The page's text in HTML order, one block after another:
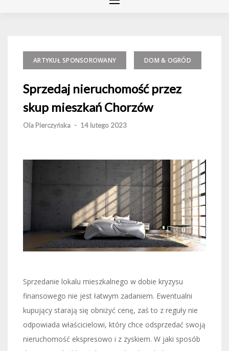
ARTYKUŁ SPONSOROWANY DOM & OGRÓD
Sprzedaj nieruchomość przez
skup mieszkań Chorzów
Ola Pierczyńska - 14 lutego 2023
Sprzedanie lokalu mieszkalnego w dobie kryzysu
finansowego nie jest łatwym zadaniem. Ewentualni
kupujący starają się obniżyć cenę, zaś to z reguły nie
odpowiada właścicielowi, który chce odsprzedać swoją
nieruchomość ekspresowo i z zyskiem. W jaki sposób